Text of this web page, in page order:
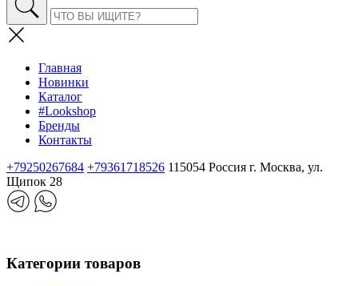
Главная
Новинки
Каталог
#Lookshop
Бренды
Контакты
+79250267684 +79361718526 115054 Россия г. Москва, ул.
Щипок 28
Категории товаров